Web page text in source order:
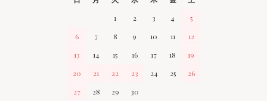
1
2 3 4
5
6
7 8 9 10 11
12
13
14 15 16 17 18
19
20
21 22 23 24 25
26
27
28 29 30